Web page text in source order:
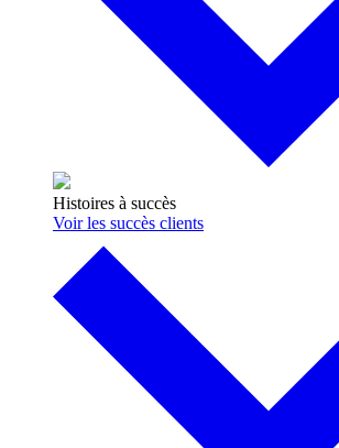
Histoires à succès
Voir les succès clients